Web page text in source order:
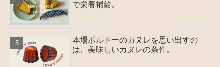
で栄養補給。
本場ボルドーのカヌレを思い出すの
は。美味しいカヌレの条件。